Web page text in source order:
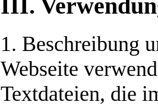
III.
1. Beschreibung
Webseite
Textdateien, die